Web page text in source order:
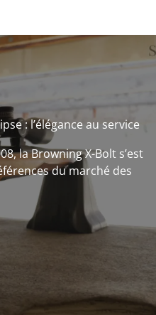
: l’élégance au service
la Browning X-Bolt s’est
du marché des